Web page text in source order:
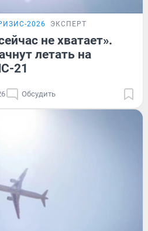
2026 ЭКСПЕРТ
не хватает».
летать на
21
Обсудить